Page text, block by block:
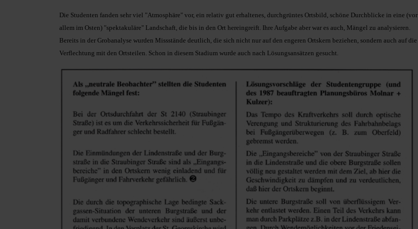
Die Studenten fanden sehr viel "Atmosphäre" vor, ein relativ gut erhaltenes, durchgrüntes Ortsbild, schöne Durchblicke in eine (vor
allem im Osten) "spektakuläre" Landschaft, die bis in den Ort hereingreift. Ihre Aufgabe aber war es auch, Mängel zu analysieren.
Bereits in der Grobanalyse wurden Missstände deutlich, die sich nicht nur auf den engeren Ortskern beziehen, sondern auch auf die
Verflechtung mit den Ortsteilen. Schon in diesem Stadium wurde auch nach Lösungsansätzen gesucht.